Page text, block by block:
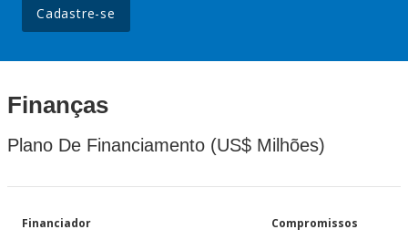
Cadastre-se
Finanças
Plano De Financiamento (US$ Milhões)
Financiador Compromissos